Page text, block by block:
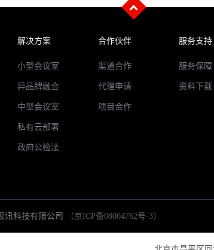
解决方案
小型会议室
异品牌融合
中型会议室
私有云部署
政府公检法
合作伙伴
渠道合作
代理申请
项目合作
服务支持
服务保障
资料下载
讯科技有限公司 （京ICP备08004762号-3）